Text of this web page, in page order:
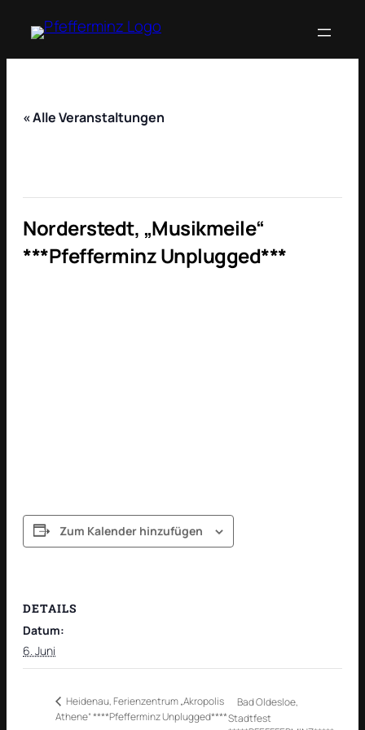
« Alle Veranstaltungen
Norderstedt, „Musikmeile“
***Pfefferminz Unplugged***
Zum Kalender hinzufügen
DETAILS
Datum:
6. Juni
Heidenau, Ferienzentrum „Akropolis
Athene“ ****Pfefferminz Unplugged****
Bad Oldesloe,
Stadtfest